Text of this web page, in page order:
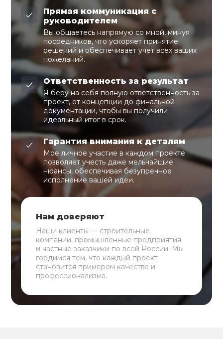
Прямая коммуникация с
руководителем
Вы общаетесь напрямую со мной, минуя
посредников, что ускоряет принятие
решений и обеспечивает учет всех ваших
пожеланий.
Ответственность за результат
Я беру на себя полную ответственность за
проект, от концепции до финальной
документации, чтобы вы получили
идеальный итог в срок.
Гарантия внимания к деталям
Мое личное участие в каждом проекте
позволяет учесть даже мельчайшие
нюансы, обеспечивая безупречное
исполнение вашей идеи.
Нам доверяют
Наши клиенты — строительные
компании, промышленные предприятия
и частные заказчики по всей России. Мы
гордимся тем, что каждый проект
становится примером качества и
профессионализма.